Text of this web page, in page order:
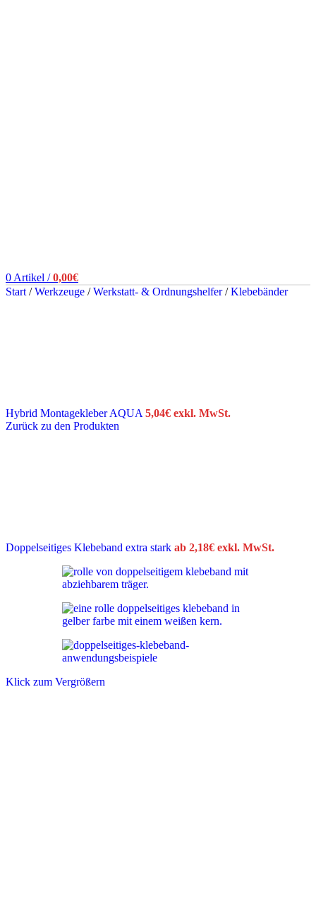
0 Artikel / 0,00€
Start / Werkzeuge / Werkstatt- & Ordnungshelfer/ Klebebänder
Hybrid Montagekleber AQUA 5,04€ exkl. MwSt.
Zurück zu den Produkten
Doppelseitiges Klebeband extra stark ab 2,18€ exkl. MwSt.
Klick zum Vergrößern